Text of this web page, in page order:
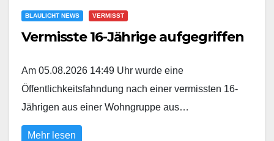
BLAULICHT NEWS VERMISST
Vermisste 16-Jährige aufgegriffen
Am 05.08.2026 14:49 Uhr wurde eine
Öffentlichkeitsfahndung nach einer vermissten 16-
Jährigen aus einer Wohngruppe aus…
Mehr lesen